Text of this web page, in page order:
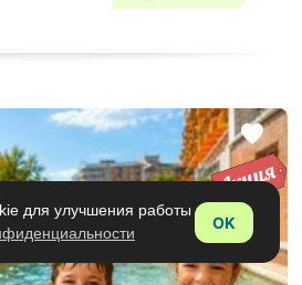
для улучшения работы
OK